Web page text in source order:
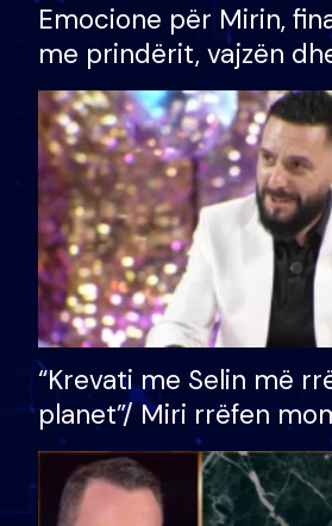
Emocione për Mirin,
me prindërit, vajzën
bashkëshorten:
divorci apo jo?
“Krevati me Selin më
planet”/ Miri rrëfen
bukura në shtëpinë e
mungojë zilja e